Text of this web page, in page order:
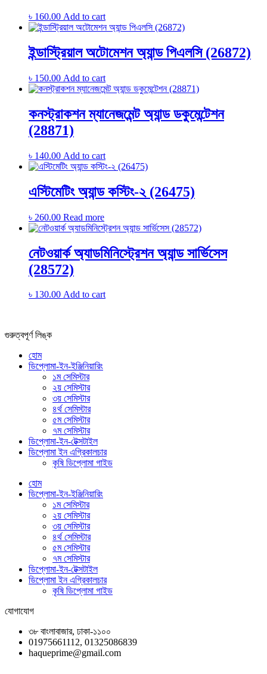
৳ 160.00 Add to cart
ইন্ডাস্ট্রিয়াল অটোমেশন অ্যান্ড পিএলসি (26872)
৳ 150.00 Add to cart
কনস্ট্রাকশন ম্যানেজমেন্ট অ্যান্ড ডকুমেন্টেশন
(28871)
৳ 140.00 Add to cart
এস্টিমেটিং অ্যান্ড কস্টিং-২ (26475)
৳ 260.00 Read more
নেটওয়ার্ক অ্যাডমিনিস্ট্রেশন অ্যান্ড সার্ভিসেস
(28572)
৳ 130.00 Add to cart
গুরুত্বপূর্ণ লিঙ্ক
হোম
ডিপ্লোমা-ইন-ইঞ্জিনিয়ারিং
১ম সেমিস্টার
২য় সেমিস্টার
৩য় সেমিস্টার
৪র্থ সেমিস্টার
৫ম সেমিস্টার
৭ম সেমিস্টার
ডিপ্লোমা-ইন-টেক্সটাইল
ডিপ্লোমা ইন এগ্রিকালচার
কৃষি ডিপ্লোমা গাইড
হোম
ডিপ্লোমা-ইন-ইঞ্জিনিয়ারিং
১ম সেমিস্টার
২য় সেমিস্টার
৩য় সেমিস্টার
৪র্থ সেমিস্টার
৫ম সেমিস্টার
৭ম সেমিস্টার
ডিপ্লোমা-ইন-টেক্সটাইল
ডিপ্লোমা ইন এগ্রিকালচার
কৃষি ডিপ্লোমা গাইড
যোগাযোগ
৩৮ বাংলাবাজার, ঢাকা-১১০০
01975661112, 01325086839
haqueprime@gmail.com